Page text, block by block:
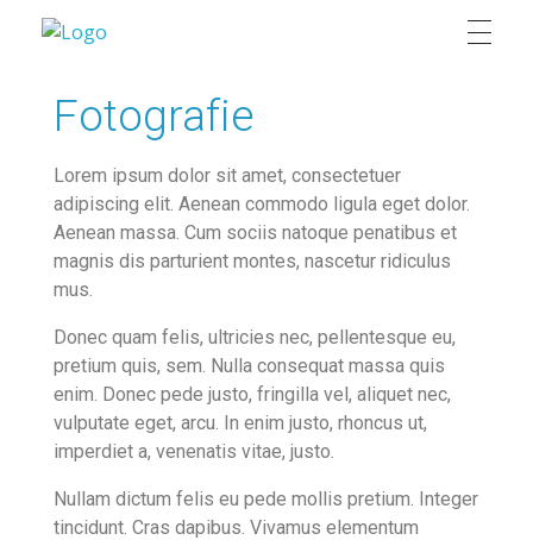
Fotografie
Lorem ipsum dolor sit amet, consectetuer
adipiscing elit. Aenean commodo ligula eget dolor.
Aenean massa. Cum sociis natoque penatibus et
magnis dis parturient montes, nascetur ridiculus
mus.
Donec quam felis, ultricies nec, pellentesque eu,
pretium quis, sem. Nulla consequat massa quis
enim. Donec pede justo, fringilla vel, aliquet nec,
vulputate eget, arcu. In enim justo, rhoncus ut,
imperdiet a, venenatis vitae, justo.
Nullam dictum felis eu pede mollis pretium. Integer
tincidunt. Cras dapibus. Vivamus elementum